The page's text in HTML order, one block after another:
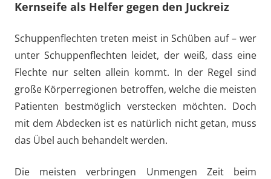
Kernseife als Helfer gegen den Juckreiz
Schuppenflechten treten meist in Schüben auf – wer
unter Schuppenflechten leidet, der weiß, dass eine
Flechte nur selten allein kommt. In der Regel sind
große Körperregionen betroffen, welche die meisten
Patienten bestmöglich verstecken möchten. Doch
mit dem Abdecken ist es natürlich nicht getan, muss
das Übel auch behandelt werden.
Die meisten verbringen Unmengen Zeit beim